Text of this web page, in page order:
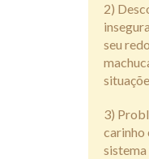
2)
seu
3)
carinho